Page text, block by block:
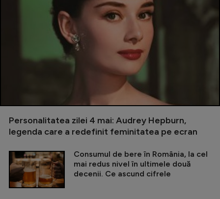
Personalitatea zilei 4 mai: Audrey Hepburn,
legenda care a redefinit feminitatea pe ecran
Consumul de bere în România, la cel
mai redus nivel în ultimele două
decenii. Ce ascund cifrele